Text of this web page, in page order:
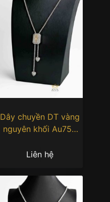
Dây chuyền DT vàng
nguyên khối Au750
Liên hệ